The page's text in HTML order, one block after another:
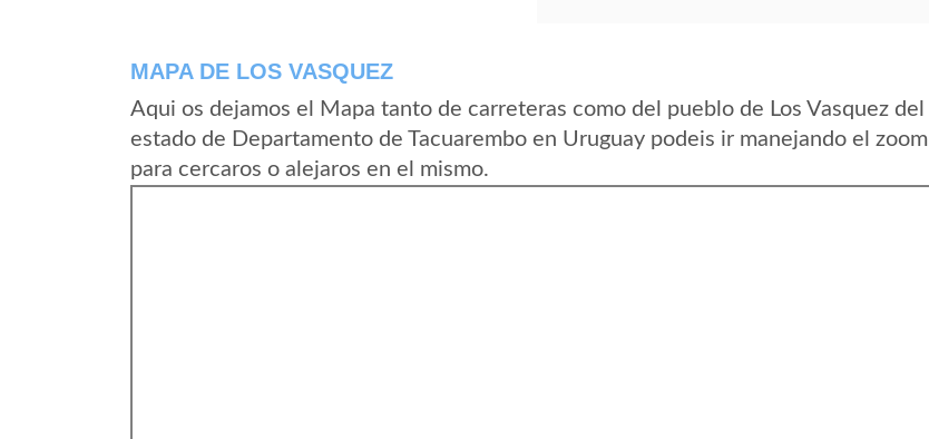
MAPA DE LOS VASQUEZ
Aqui os dejamos el Mapa tanto de carreteras como del pueblo de Los Vasquez del
estado de Departamento de Tacuarembo en Uruguay podeis ir manejando el zoom
para cercaros o alejaros en el mismo.